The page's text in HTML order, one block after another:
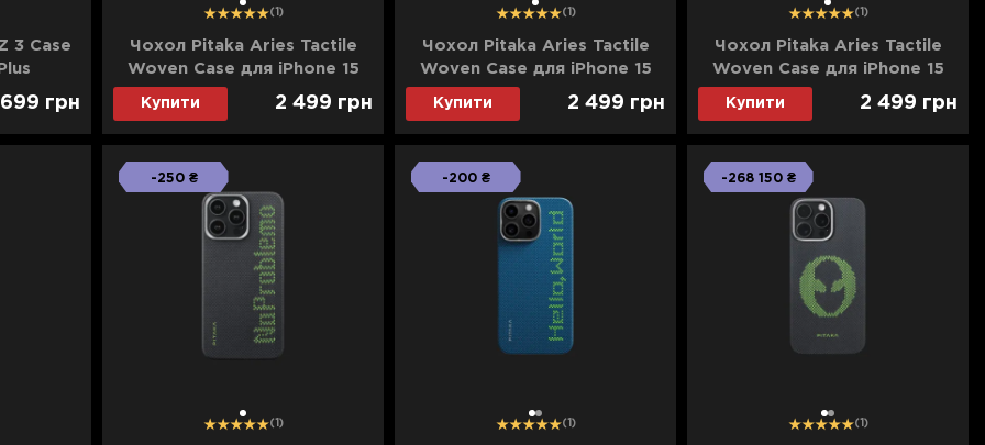
3 Case
699 грн
1 (1)
Чохол Pitaka Aries Tactile
Woven Case для iPhone 15
Pro Alien (Black&Green)
Купити 2 499 грн
1 (1)
Чохол Pitaka Aries Tactile
Woven Case для iPhone 15
Pro Max Alien (Black&Green)
Купити 2 499 грн
1 (1)
Чохол Pitaka Aries Tactile
Woven Case для iPhone 15
Pro Max Credit card
Купити 2 499 грн
1
-250 ₴
(1) 12
-200 ₴
(1) 12
-268 150 ₴
(1)